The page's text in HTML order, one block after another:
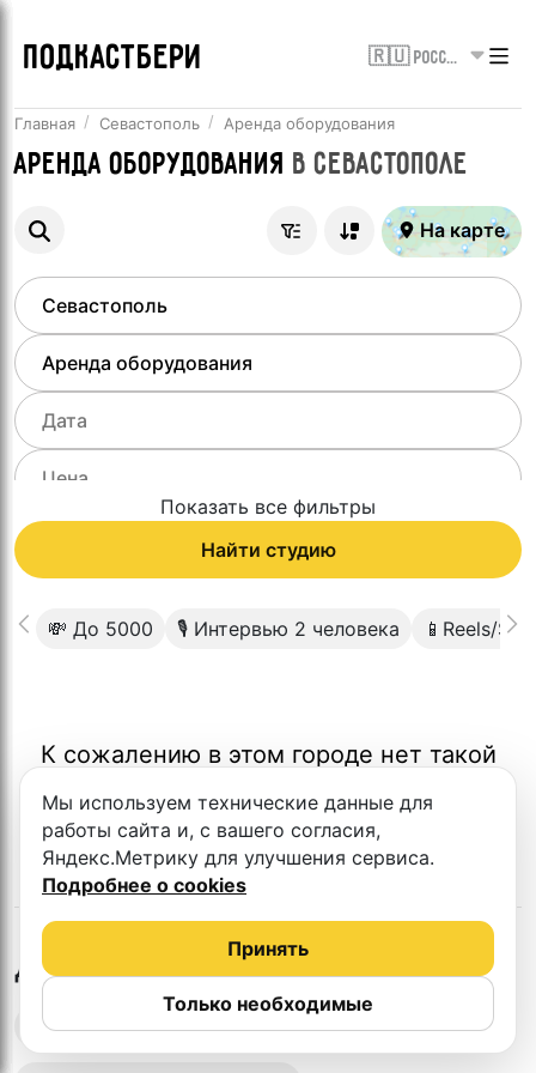
ПОДКАСТБЕРИ 🇷🇺 Россия
Главная Севастополь Аренда оборудования
Аренда оборудования вСевастополе
На карте
Показать все фильтры
Найти студию
💸 До 5000 🎙 Интервью 2 человека 📱Reels/
К сожалению в этом городе нет такой
Другие студии в Севастополе
Выездная запись подкастов
Мы используем технические данные для
работы сайта и, с вашего согласия,
Яндекс.Метрику для улучшения сервиса.
Подробнее о cookies
Только необходимые
Принять